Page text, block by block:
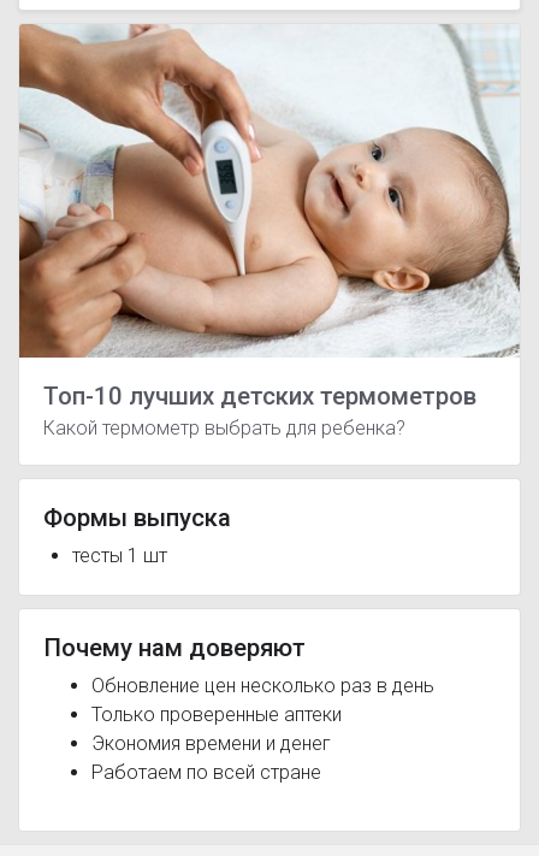
Топ-10 лучших детских термометров
Какой термометр выбрать для ребенка?
Формы выпуска
тесты 1 шт
Почему нам доверяют
Обновление цен несколько раз в день
Только проверенные аптеки
Экономия времени и денег
Работаем по всей стране